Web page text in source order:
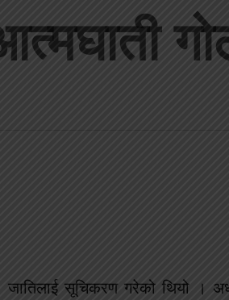
सूचिकरण गरेको थियो ।